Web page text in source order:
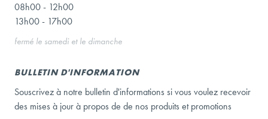
08h00 - 12h00
13h00 - 17h00
fermé le samedi et le dimanche
BULLETIN D'INFORMATION
Souscrivez à notre bulletin d'informations si vous voulez recevoir
des mises à jour à propos de de nos produits et promotions